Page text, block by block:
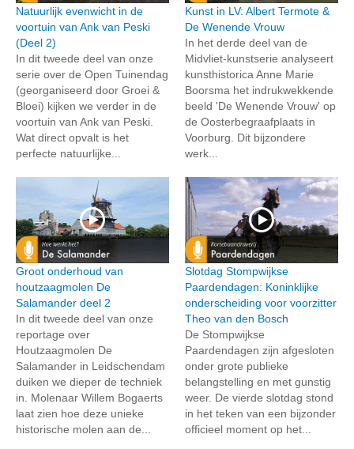
Natuurlijk evenwicht in de
voortuin van Ank van Peski
(Deel 2)
In dit tweede deel van onze
serie over de Open Tuinendag
(georganiseerd door Groei &
Bloei) kijken we verder in de
voortuin van Ank van Peski.
Wat direct opvalt is het
perfecte natuurlijke...
Kunst in LV: Albert Termote &
De Wenende Vrouw
In het derde deel van de
Midvliet-kunstserie analyseert
kunsthistorica Anne Marie
Boorsma het indrukwekkende
beeld 'De Wenende Vrouw' op
de Oosterbegraafplaats in
Voorburg. Dit bijzondere
werk...
Groot onderhoud van
houtzaagmolen De
Salamander deel 2
In dit tweede deel van onze
reportage over
Houtzaagmolen De
Salamander in Leidschendam
duiken we dieper de techniek
in. Molenaar Willem Bogaerts
laat zien hoe deze unieke
historische molen aan de...
Slotdag Stompwijkse
Paardendagen: Koninklijke
onderscheiding voor voorzitter
Theo van den Bosch
De Stompwijkse
Paardendagen zijn afgesloten
onder grote publieke
belangstelling en met gunstig
weer. De vierde slotdag stond
in het teken van een bijzonder
officieel moment op het...